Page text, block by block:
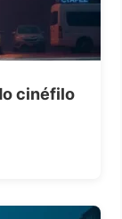
cinéfilo